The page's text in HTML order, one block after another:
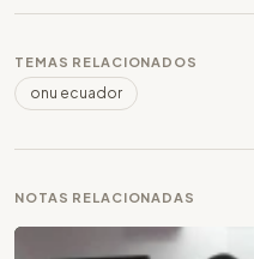
TEMAS RELACIONADOS
onu ecuador
NOTAS RELACIONADAS